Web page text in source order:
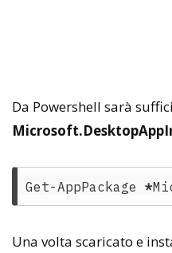
Da Powershell sarà
Get-AppPackage *
Una volta scaricato e